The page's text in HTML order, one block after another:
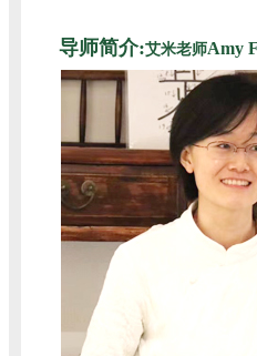
导师简介:艾米老师Amy